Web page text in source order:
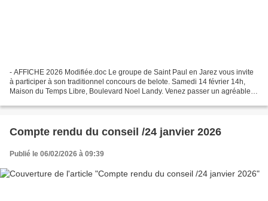
- AFFICHE 2026 Modifiée.doc Le groupe de Saint Paul en Jarez vous invite
à participer à son traditionnel concours de belote. Samedi 14 février 14h,
Maison du Temps Libre, Boulevard Noel Landy. Venez passer un agréable
Compte rendu du conseil /24 janvier 2026
Publié le 06/02/2026 à 09:39